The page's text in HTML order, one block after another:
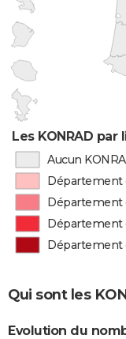
Les KONRAD
Aucun
Département
Département
Département
Département
Qui sont les
Evolution du